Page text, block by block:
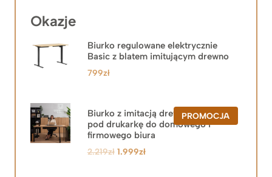
Okazje
Biurko regulowane elektrycznie
Basic z blatem imitującym drewno
799zł
PROMOCJAPRODUKT
W
Biurko z imitacją drewna z szafką
pod drukarkę do domowego i
firmowego biura
2.219zł Pierwotna
1.999złAktualna